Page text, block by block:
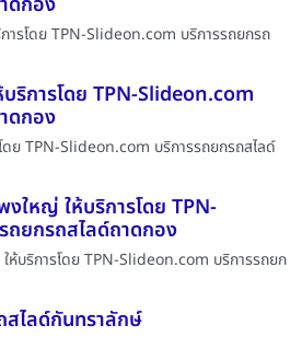
ารโดย TPN-Slideon.com บริการรถยกรถ
ริการโดย TPN-Slideon.com
ดกอง
ดย TPN-Slideon.com บริการรถยกรถสไลด์
ใหญ่ ให้บริการโดย TPN-
ยกรถสไลด์ถาดกอง
ห้บริการโดย TPN-Slideon.com บริการรถยก
ไลด์กันทราลักษ์